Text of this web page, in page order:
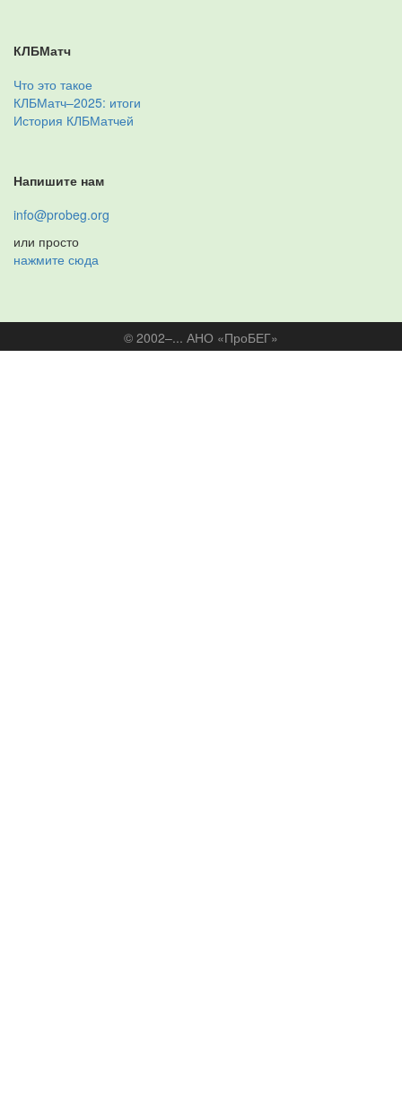
КЛБМатч
Что это такое
КЛБМатч–2025: итоги
История КЛБМатчей
Напишите нам
info@probeg.org
или просто
нажмите сюда
© 2002–... АНО «ПроБЕГ»